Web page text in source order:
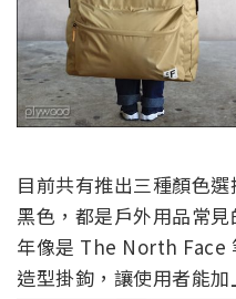
目前共有推出三種顏色
黑色，都是戶外用品常
年像是 The North Face
造型掛鉤，讓使用者能